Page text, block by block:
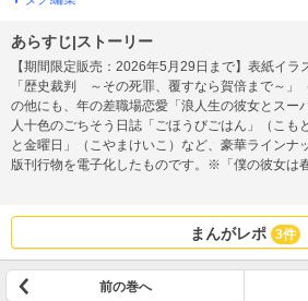
あらすじ|ストーリー
【期間限定販売：2026年5月29日まで】表紙イラ
「歴史裁判 ～その死罪、覆すなら賀倍まで～
の他にも、年の差職場恋愛「浪人生の彼女とスー
人十色のごちそう日誌「ごほうびごはん」（こも
と金曜日」（こやまけいこ）など、豪華ライン
版刊行物を電子化したものです。※「僕の彼女は
まんがレポ 3件
前の巻へ